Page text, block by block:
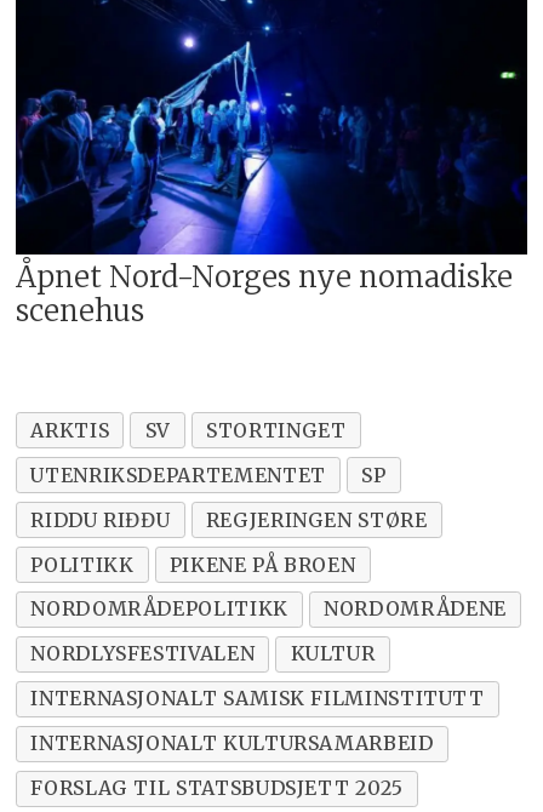
Åpnet Nord-Norges nye nomadiske
scenehus
ARKTIS SV
STORTINGET
UTENRIKSDEPARTEMENTET
SP
RIDDU RIĐĐU
REGJERINGEN STØRE
POLITIKK
PIKENE PÅ BROEN
NORDOMRÅDEPOLITIKK
NORDOMRÅDENE
NORDLYSFESTIVALEN
KULTUR
INTERNASJONALT SAMISK FILMINSTITUTT
INTERNASJONALT KULTURSAMARBEID
FORSLAG TIL STATSBUDSJETT 2025